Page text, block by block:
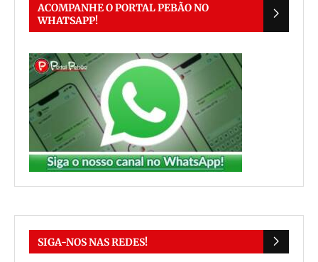
ACOMPANHE O PORTAL PEBÃO NO
WHATSAPP!
SIGA-NOS NAS REDES!